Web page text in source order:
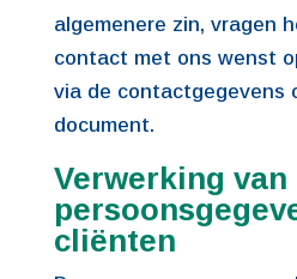
algemenere zin, vragen
contact met ons wenst
via de contactgegevens
document.
Verwerking van
cliënten